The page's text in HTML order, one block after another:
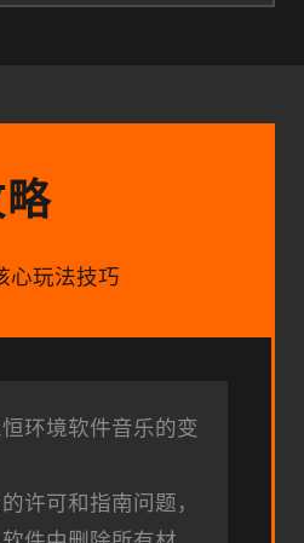
心玩法技巧
环境软件音乐的变
许可和指南问题，